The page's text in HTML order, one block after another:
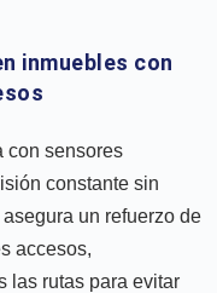
inmuebles con
con sensores
constante sin
un refuerzo de
accesos,
las rutas para evitar